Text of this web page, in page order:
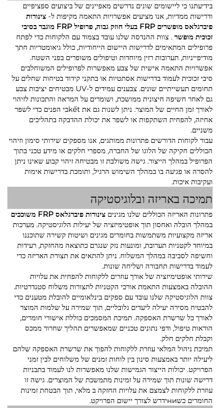
בידיעתנו כי ליישומים שונים נדרשים מאפיינים של ביצועים ספציפיים
ודרישות ממדיות, אנו מציעים אפשרויות התאמה מקיפות ל- צינורות
פיברגלאס מופשרים FRP בעלי חוזק גבוה, פרופיל FRP מוגבר בסיבי
זכוכית מופשר . צוות ההנדסה שלנו עובד בצמוד עם הלקוחות כדי לפתח
פרופילים המתאימים לדרישות היישום הייחודיות, כולל גיאומטריות חתך
מודיפייניות, תערובות רזין מיוחדות וטיפולים משופרים בפני השטח.
אפשרויות התאמה אישית של צבע מאפשרות לפרופילים המשוחלבים
סיבי זכוכית לעמוד בדרישות אסתטיות או בתקני קידוד בטיחות שחלים על
תחומים תעשייתיים שונים. צבענים עמידים ל-UV מבטיחים יציבות צבע
גם לאחר חשיפה חיצונית ממושכת, ושומרים על המראה והתכונות לזיהוי
לאורך זמן החיים של המוצר. ניתן לשנות גם את kếtבי הפנים כדי לשפר
אחיזה, להפחית השתקפות או לשפר את יכולת ההדבקה בתהליכים
משניים.
עבור לקוחות הדורשים פתרונות ממותגים, אנו מספקים שירותי סימון וזיהוי
הכוללים חקיקה של הלוגו של החברה, מספרי חלקים או מידע טכני בתוך
הפרופיל במהלך הייצור. גישה משולבת זו מבטיחה זיהוי קבוע שאינו ניתן
להסרה או פגיעה בו במהלך השימוש הרגיל, ותומכת בדרישות אימות
ועקיבות איכות.
תמיכה באריזה ובלוגיסטיקה
פתרונות האריזה הכוללים שלנו מגינים צינורות פיברגלאס FRP משוככים
במהלך הובלה ואחסון תוך אופטימיזציה של יעילות הלוגיסטיקה. מערכות
אריזה מקצועיות משתמשות בחומרים מגינים ושיטות קשירה שתוכננו
במיוחד לקטניות תערובת, ומונעות נזק שנגרם כתוצאה מהחזקת, רעידות
וחשיפה לסביבה במהלך המשלוח. ניתן להתאים את תצורת האריזה כדי
לעמוד בדרישות תחבורה ושליחה שונות.
שירותי אופטימיזציה של אורך עוזרים ללקוחות להפחית את עלויות
ההובלה באמצעות התאמת אורכי הקטניות לתצורות משלוח סטנדרטיות.
צוות הלוגיסטיקה שלנו עובד עם ספקים בינלאומיים להובלת מטענים כדי
להבטיח מסירה יעילה ליעדים גלובליים, תוך שמירה על שלמות המוצר
לאורך כל שרשרת האספקה. תמיכת המסמכים כוללת אישורי חומרים,
הוראות טיפול, ודפי נתונים טכניים שמאפשרים תהליך שחרור ממכס
וקבלת חלקים חלק.
תמיכת ניהול המלאי עוזרת ללקוחות להפוך את שרשרת האספקה שלהם
ליעילה יותר באמצעות סינון בין לוחות זמנים של משלוחים לבין זמני
הפרויקט. יכולות הייצור הגמישות שלנו מאפשרות לנו לעמוד בתבניות
דרישה שונות תוך שמירה על זמינות מתמשכת של המוצרים. גישה זו
עוזרת ללקוחות לצמצם את עלויות החזקה ב מלאי, תוך הבטחת זמינות
החומרים כשниידרש לצורך יישום הפרויקט.